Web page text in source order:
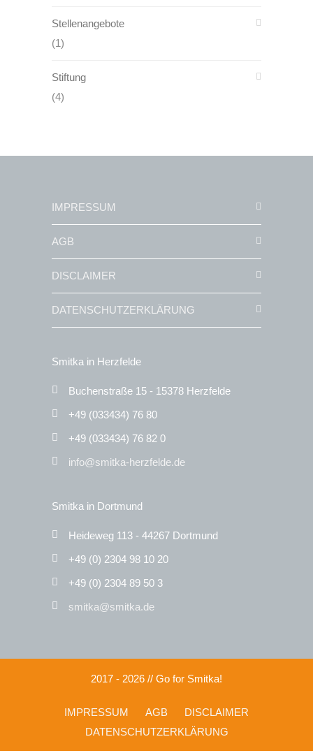
Stellenangebote
(1)
Stiftung
(4)
IMPRESSUM
AGB
DISCLAIMER
DATENSCHUTZERKLÄRUNG
Smitka in Herzfelde
Buchenstraße 15 - 15378 Herzfelde
+49 (033434) 76 80
+49 (033434) 76 82 0
info@smitka-herzfelde.de
Smitka in Dortmund
Heideweg 113 - 44267 Dortmund
+49 (0) 2304 98 10 20
+49 (0) 2304 89 50 3
smitka@smitka.de
2017 - 2026 // Go for Smitka!
IMPRESSUM AGB
DISCLAIMER
DATENSCHUTZERKLÄRUNG